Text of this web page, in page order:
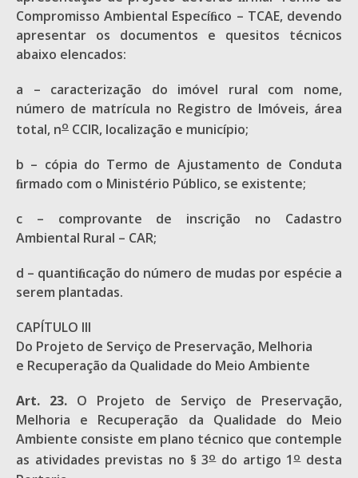
Compromisso Ambiental Especíﬁco – TCAE, devendo
apresentar os documentos e quesitos técnicos
abaixo elencados:
a – caracterização do imóvel rural com nome,
número de matrícula no Registro de Imóveis, área
total, no CCIR, localização e município;
b – cópia do Termo de Ajustamento de Conduta
ﬁrmado com o Ministério Público, se existente;
c – comprovante de inscrição no Cadastro
Ambiental Rural – CAR;
d – quantiﬁcação do número de mudas por espécie a
serem plantadas.
CAPÍTULO III
Do Projeto de Serviço de Preservação, Melhoria
e Recuperação da Qualidade do Meio Ambiente
Art. 23. O Projeto de Serviço de Preservação,
Melhoria e Recuperação da Qualidade do Meio
Ambiente consiste em plano técnico que contemple
as atividades previstas no § 3odo artigo 1odesta